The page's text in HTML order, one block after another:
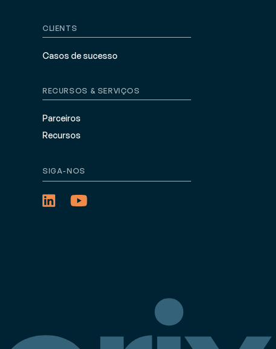
CLIENTS
Casos de sucesso
RECURSOS & SERVIÇOS
Parceiros
Recursos
SIGA-NOS